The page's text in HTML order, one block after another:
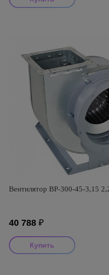
Вентилятор ВР-300-45-3,15
40 788 ₽